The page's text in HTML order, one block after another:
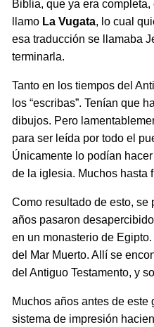
Biblia, que ya era
llamo La Vugata, lo cual
esa traducción se llamaba
terminarla.
Tanto en los tiempos del
los “escribas”. Tenían que
dibujos. Pero
para ser leída por todo el
Únicamente lo podían
de la iglesia. Muchos hasta
Como resultado de esto, se
años pasaron
en un monasterio de
del Mar Muerto. Allí se
del Antiguo Testamento, y
Muchos años antes de
sistema de impresión